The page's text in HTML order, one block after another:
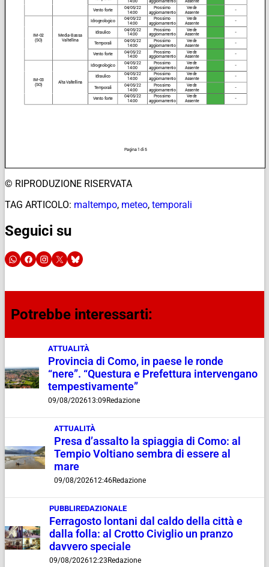
© RIPRODUZIONE RISERVATA
TAG ARTICOLO: maltempo, meteo, temporali
Seguici su
Potrebbe interessarti:
ATTUALITÀ
Provincia di Como, in paese le ronde
“nere”. “Questura e Prefettura intervengano
tempestivamente”
09/08/202613:09 Redazione
ATTUALITÀ
Presa d’assalto la spiaggia di Como: al
Tempio Voltiano sembra di essere al
mare
09/08/202612:46Redazione
PUBBLIREDAZIONALE
Ferragosto lontani dal caldo della città e
dalla folla: al Crotto Civiglio un pranzo
davvero speciale
09/08/202612:23 Redazione